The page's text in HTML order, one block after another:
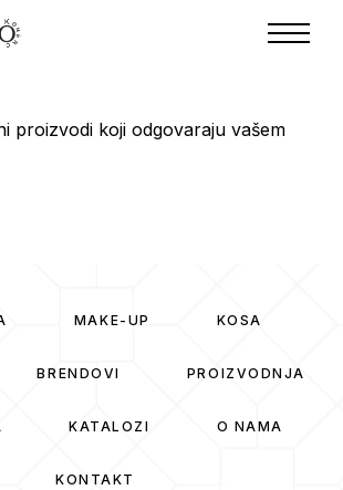
proizvodi koji odgovaraju vašem
MAKE-UP KOSA
BRENDOVI PROIZVODNJA
KATALOZI O NAMA
KONTAKT